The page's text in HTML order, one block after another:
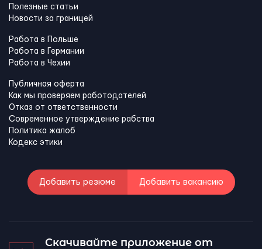
Полезные статьи
Новости за границей
Работа в Польше
Работа в Германии
Работа в Чехии
Публичная оферта
Как мы проверяем работодателей
Отказ от ответственности
Современное утверждение рабства
Политика жалоб
Кодекс этики
Добавить резюме Добавить вакансию
Скачивайте приложение от